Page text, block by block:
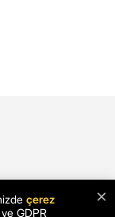
×
çerez
GDPR